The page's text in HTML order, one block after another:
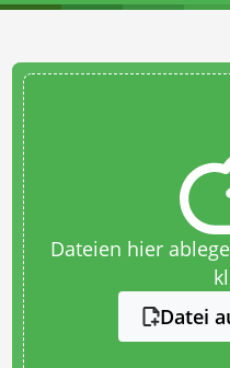
Dateien hier
Datei